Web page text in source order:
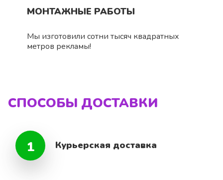
МОНТАЖНЫЕ РАБОТЫ
Мы изготовили сотни тысяч квадратных
метров рекламы!
СПОСОБЫ ДОСТАВКИ
1 Курьерская доставка